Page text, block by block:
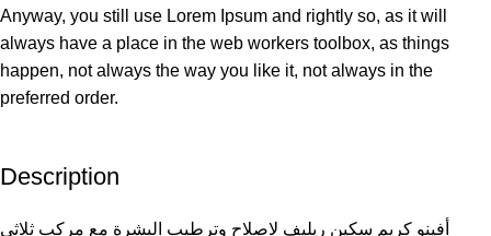
Anyway, you still use Lorem Ipsum and rightly so, as it will
always have a place in the web workers toolbox, as things
happen, not always the way you like it, not always in the
preferred order.
Description
أفينو كريم سكين ريليف لاصلاح وترطيب البشرة مع مركب ثلاثي